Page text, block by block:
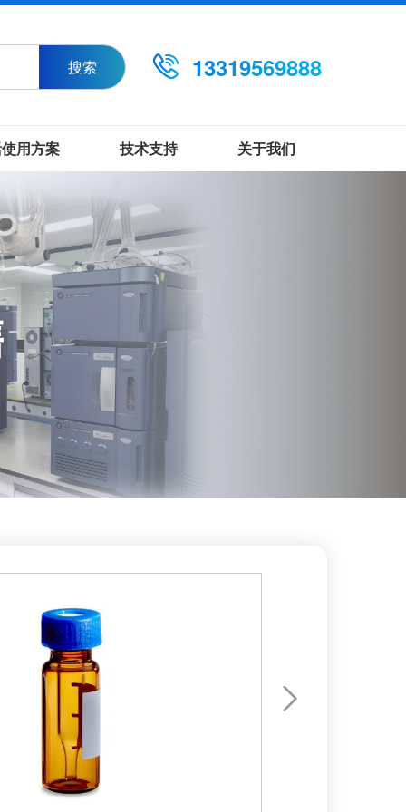
搜索 13319569888
用方案 技术支持 关于我们